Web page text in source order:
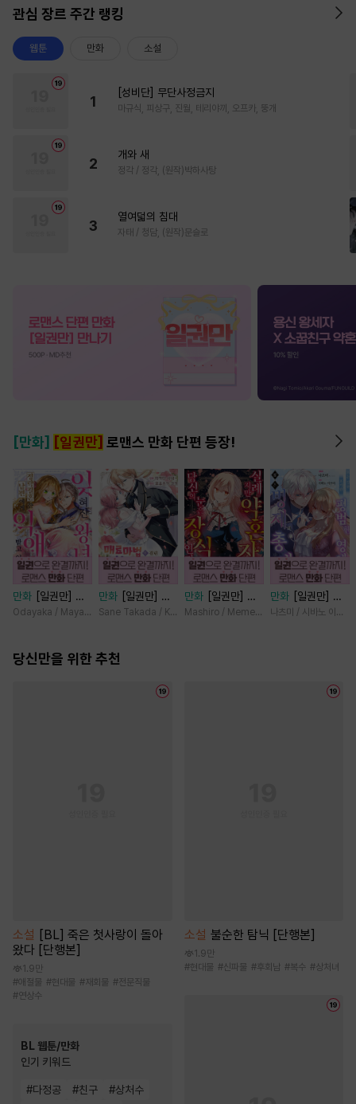
관심 장르 주간 랭킹
웹툰 만화 소설
1
[성비단] 무단사정금지
마규식, 피상구, 진월, 테리야끼, 오프카, 뚱개
2
개와 새
정각 / 정각, (원작)박하사탕
3
열여덟의 침대
자태 / 청담, (원작)문슬로
[만화] [일권만] 로맨스 만화 단편 등장!
만화
[일권만] 잊
혀진 왕녀지만 정
니다 [단행본]
Odayaka / Maya Koike
만화
[일권만] 매
료 마법에 걸린 척
사랑꾼이 되었습니
Sane Takada / Koki Fuyutsuki
만화
[일권만] 실
례지만 약혼자님,
Mashiro / Memeko
만화
[일권만] 모
든 것을 포기한 평
나츠미 / 시바노 이즈미
당신만을 위한 추천
소설 [BL] 죽은 첫사랑이 돌아
왔다 [단행본]
1.9만
#애절물 #현대물 # 재회물 #전문직물
#연상수
BL 웹툰/만화
인기 키워드
#다정공 #친구 #상처수
소설 불순한 탐닉 [단행본]
1.9만
#현대물 #신파물 #후회남 #복수 #상처녀